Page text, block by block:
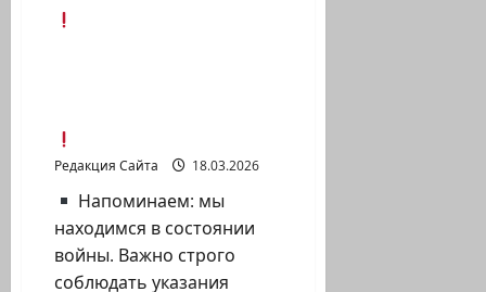
Редакция Сайта 18.03.2026
Напоминаем: мы
находимся в состоянии
войны. Важно строго
соблюдать указания